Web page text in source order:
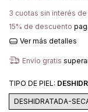
3 cuotas sin interés de
15% de descuento
Ver más detalles
Envío gratis
TIPO DE PIEL:
DESHIDRATADA-